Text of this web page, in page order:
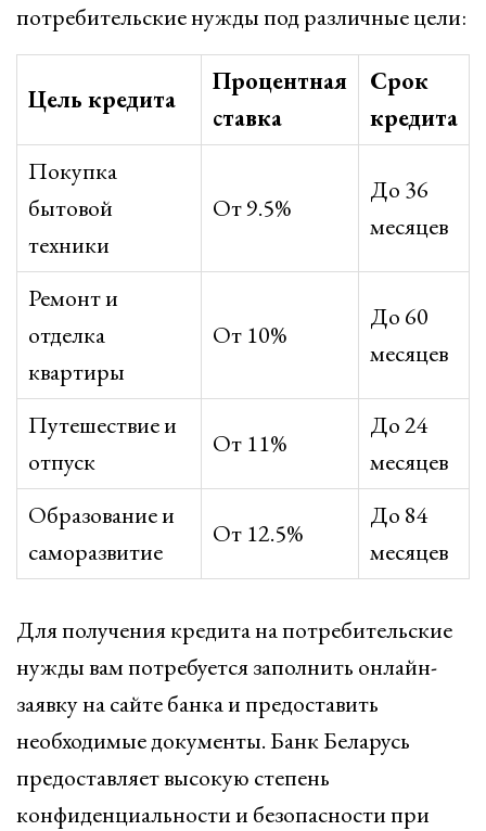
потребительские нужды под различные цели:
Цель кредита
Процентная
ставка
Срок
кредита
Покупка
бытовой
техники
От 9.5%
До 36
месяцев
Ремонт и
отделка
квартиры
От 10%
До 60
месяцев
Путешествие и
отпуск
От 11%
До 24
месяцев
Образование и
саморазвитие
От 12.5%
До 84
месяцев
Для получения кредита на потребительские
нужды вам потребуется заполнить онлайн-
заявку на сайте банка и предоставить
необходимые документы. Банк Беларусь
предоставляет высокую степень
конфиденциальности и безопасности при